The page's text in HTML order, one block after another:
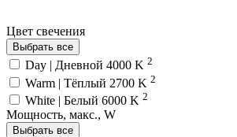
Цвет свечения
Выбрать все
Day | Дневной 4000 K 2
Warm | Тёплый 2700 K 2
White | Белый 6000 K 2
Мощность, макс., W
Выбрать все